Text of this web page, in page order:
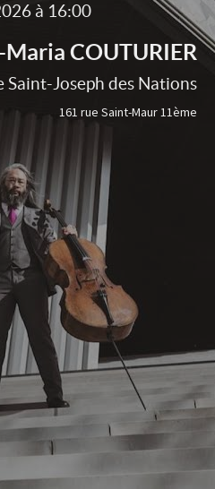
à 16:00
Maria COUTURIER
Saint-Joseph des Nations
rue Saint-Maur 11ème